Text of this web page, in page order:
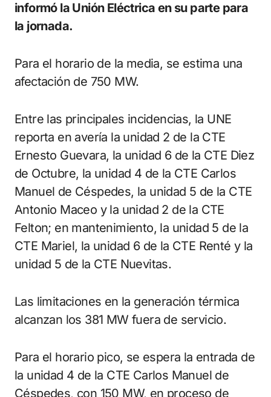
informó la Unión Eléctrica en su parte para
la jornada.
Para el horario de la media, se estima una
afectación de 750 MW.
Entre las principales incidencias, la UNE
reporta en avería la unidad 2 de la CTE
Ernesto Guevara, la unidad 6 de la CTE Diez
de Octubre, la unidad 4 de la CTE Carlos
Manuel de Céspedes, la unidad 5 de la CTE
Antonio Maceo y la unidad 2 de la CTE
Felton; en mantenimiento, la unidad 5 de la
CTE Mariel, la unidad 6 de la CTE Renté y la
unidad 5 de la CTE Nuevitas.
Las limitaciones en la generación térmica
alcanzan los 381 MW fuera de servicio.
Para el horario pico, se espera la entrada de
la unidad 4 de la CTE Carlos Manuel de
Céspedes, con 150 MW, en proceso de